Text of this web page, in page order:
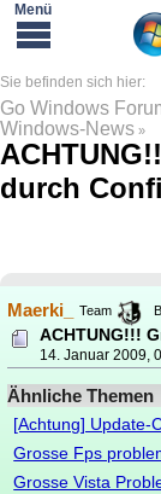
Go Windows
Windows-News »
durch
Maerki_ Team
ACHTUNG!!!
14. Januar 2009,
Ähnliche Themen
[Achtung] Update-
Grosse Fps
Grosse Vista